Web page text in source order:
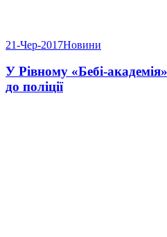
21-Чер-2017Новини
У Рівному «Бебі-
до поліції